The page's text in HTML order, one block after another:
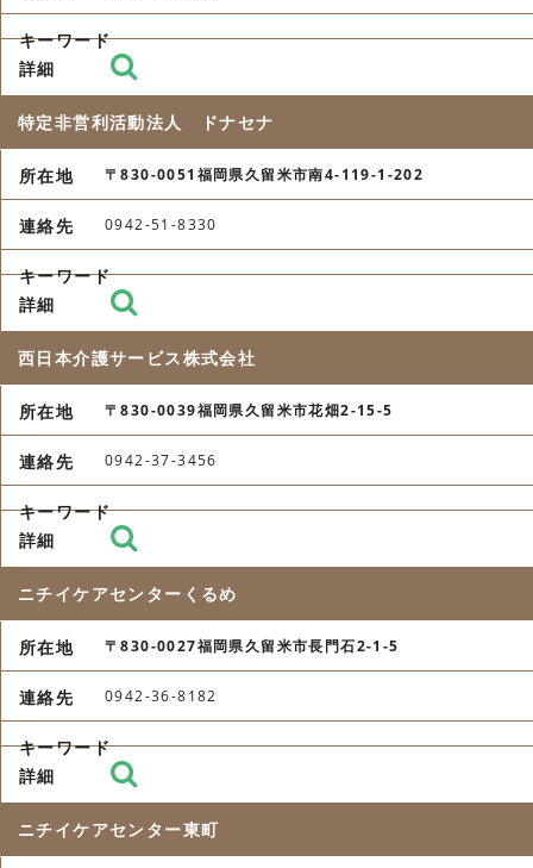
特定非営利活動法人 ドナセナ
〒830-0051福岡県久留米市南4-119-1-202
0942-51-8330
西日本介護サービス株式会社
〒830-0039福岡県久留米市花畑2-15-5
0942-37-3456
ニチイケアセンターくるめ
〒830-0027福岡県久留米市長門石2-1-5
0942-36-8182
ニチイケアセンター東町